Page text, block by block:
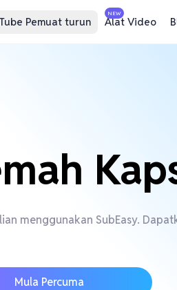
Pemuat turun
NEW
Alat Video
menggunakan SubEasy.
Mula Percuma